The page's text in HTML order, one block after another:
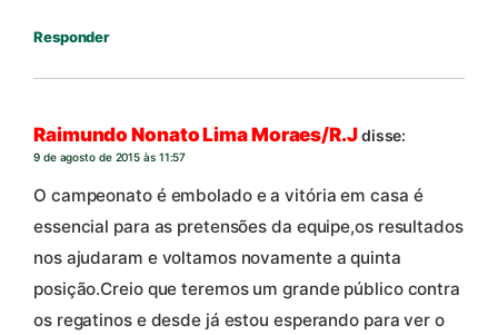
Responder
Raimundo Nonato Lima Moraes/R.Jdisse:
9 de agosto de 2015 às 11:57
O campeonato é embolado e a vitória em casa é
essencial para as pretensões da equipe,os resultados
nos ajudaram e voltamos novamente a quinta
posição.Creio que teremos um grande público contra
os regatinos e desde já estou esperando para ver o